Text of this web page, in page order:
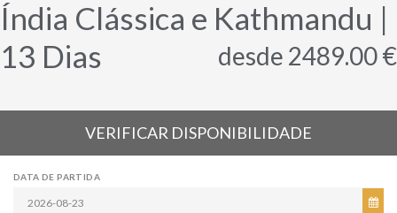
Índia Clássica e Kathmandu |
13 Dias
desde 2489.00 €
VERIFICAR DISPONIBILIDADE
DATA DE PARTIDA